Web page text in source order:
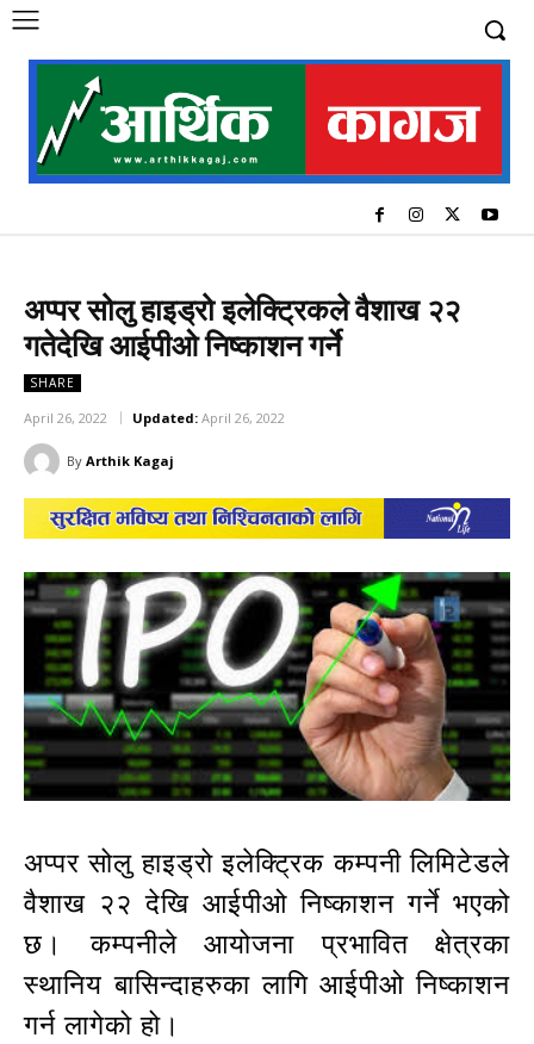
अप्पर सोलु हाइड्रो इलेक्ट्रिकले वैशाख २२
गतेदेखि आईपीओ निष्काशन गर्ने
SHARE
April 26, 2022 Updated: April 26, 2022
By Arthik Kagaj
अप्पर सोलु हाइड्रो इलेक्ट्रिक कम्पनी लिमिटेडले
वैशाख २२ देखि आईपीओ निष्काशन गर्ने भएको
छ। कम्पनीले आयोजना प्रभावित क्षेत्रका
स्थानिय बासिन्दाहरुका लागि आईपीओ निष्काशन
गर्न लागेको हो।